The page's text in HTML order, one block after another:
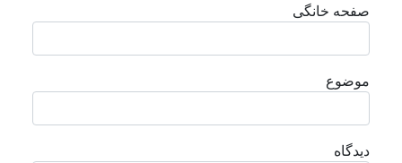
صفحه خانگی
موضوع
دیدگاه